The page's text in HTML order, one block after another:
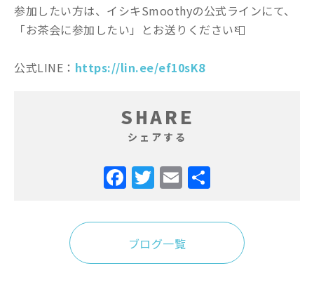
参加したい方は、イシキSmoothyの公式ラインにて、
「お茶会に参加したい」とお送りください📮
公式LINE： https://lin.ee/ef10sK8
SHARE
シェアする
Facebook
Twitter
Email
ブログ一覧